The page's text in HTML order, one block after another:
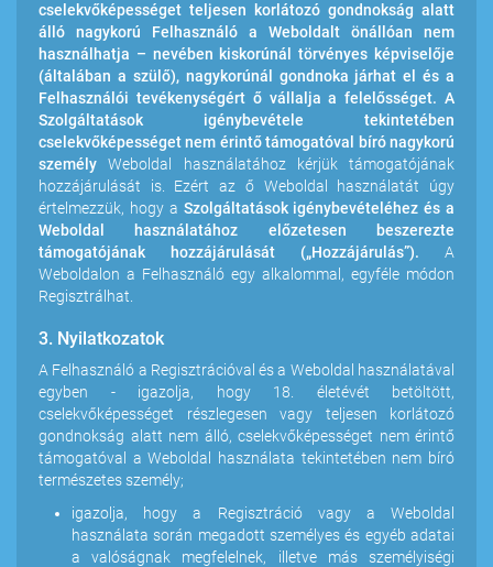
cselekvőképességet teljesen korlátozó gondnokság alatt
álló nagykorú Felhasználó a Weboldalt önállóan nem
használhatja – nevében kiskorúnál törvényes képviselője
(általában a szülő), nagykorúnál gondnoka járhat el és a
Felhasználói tevékenységért ő vállalja a felelősséget. A
Szolgáltatások igénybevétele tekintetében
cselekvőképességet nem érintő támogatóval bíró nagykorú
személy Weboldal használatához kérjük támogatójának
hozzájárulását is. Ezért az ő Weboldal használatát úgy
értelmezzük, hogy a Szolgáltatások igénybevételéhez és a
Weboldal használatához előzetesen beszerezte
támogatójának hozzájárulását („Hozzájárulás”). A
Weboldalon a Felhasználó egy alkalommal, egyféle módon
Regisztrálhat.
3. Nyilatkozatok
A Felhasználó a Regisztrációval és a Weboldal használatával
egyben - igazolja, hogy 18. életévét betöltött,
cselekvőképességet részlegesen vagy teljesen korlátozó
gondnokság alatt nem álló, cselekvőképességet nem érintő
támogatóval a Weboldal használata tekintetében nem bíró
természetes személy;
igazolja, hogy a Regisztráció vagy a Weboldal
használata során megadott személyes és egyéb adatai
a valóságnak megfelelnek, illetve más személyiségi